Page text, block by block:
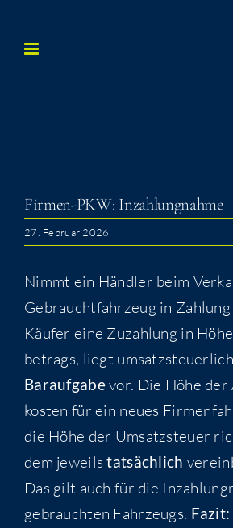
Inhalt
Fir­men-PKW: Inzahlungnahme
27. Februar 2026
Nimmt ein Händ­ler beim
Gebraucht­fahr­zeug in
Käu­fer eine Zuzah­lung in
be­trags, liegt
Bar­auf­ga­bevor. Die Höhe
kos­ten für ein neu­es
die Höhe der Umsatz­steu­er
dem jeweilstat­säch­lich
Das gilt auch für die
gebrauch­ten Fahr­zeugs. Fazit: